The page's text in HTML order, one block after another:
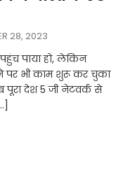
28, 2023
पाया हो, लेकिन
पर भी काम शुरू कर चुका
देश 5 जी नेटवर्क से